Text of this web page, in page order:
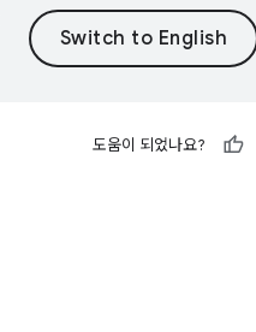
도움이 되었나요?